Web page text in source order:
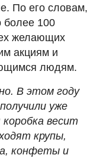
По его словам,
более 100
желающих
акциям и
людям.
В этом году
уже
весит
крупы,
конфеты и